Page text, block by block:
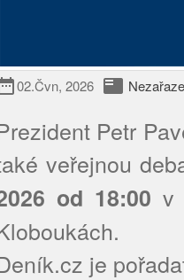
02.Čvn, 2026 featured_play_list
Petr
veřejnou
od 18:00 v
je